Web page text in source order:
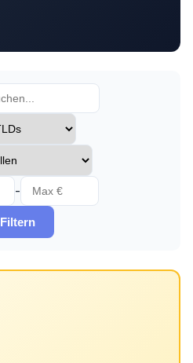
-
Filtern